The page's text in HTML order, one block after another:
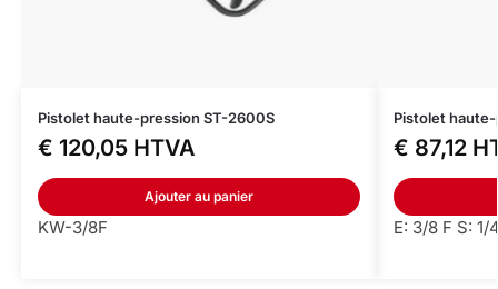
Pistolet haute-pression ST-2600S
€ 120,05 HTVA
Ajouter au panier
KW-3/8F
Pistolet
€ 87,12
E: 3/8 F S: 1/